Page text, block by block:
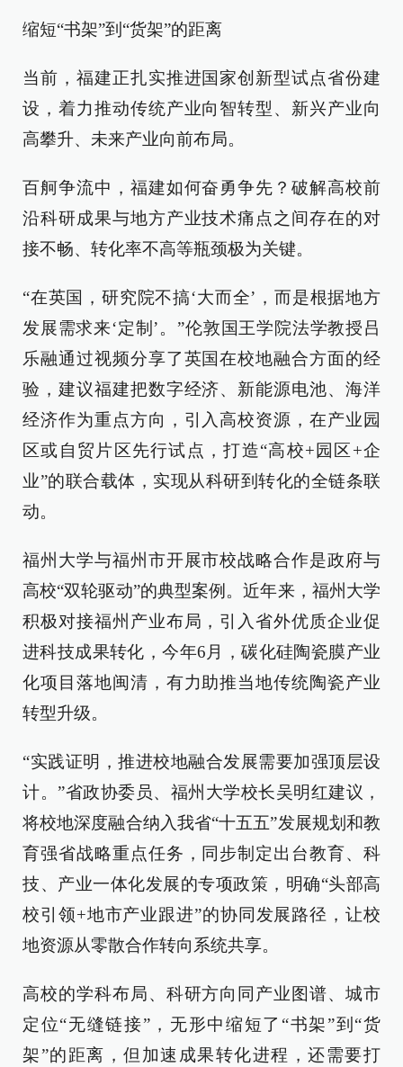
缩短“书架”到“货架”的距离
当前，福建正扎实推进国家创新型试点省份建
设，着力推动传统产业向智转型、新兴产业向
高攀升、未来产业向前布局。
百舸争流中，福建如何奋勇争先？破解高校前
沿科研成果与地方产业技术痛点之间存在的对
接不畅、转化率不高等瓶颈极为关键。
“在英国，研究院不搞‘大而全’，而是根据地方
发展需求来‘定制’。”伦敦国王学院法学教授吕
乐融通过视频分享了英国在校地融合方面的经
验，建议福建把数字经济、新能源电池、海洋
经济作为重点方向，引入高校资源，在产业园
区或自贸片区先行试点，打造“高校+园区+企
业”的联合载体，实现从科研到转化的全链条联
动。
福州大学与福州市开展市校战略合作是政府与
高校“双轮驱动”的典型案例。近年来，福州大学
积极对接福州产业布局，引入省外优质企业促
进科技成果转化，今年6月，碳化硅陶瓷膜产业
化项目落地闽清，有力助推当地传统陶瓷产业
转型升级。
“实践证明，推进校地融合发展需要加强顶层设
计。”省政协委员、福州大学校长吴明红建议，
将校地深度融合纳入我省“十五五”发展规划和教
育强省战略重点任务，同步制定出台教育、科
技、产业一体化发展的专项政策，明确“头部高
校引领+地市产业跟进”的协同发展路径，让校
地资源从零散合作转向系统共享。
高校的学科布局、科研方向同产业图谱、城市
定位“无缝链接”，无形中缩短了“书架”到“货
架”的距离，但加速成果转化进程，还需要打